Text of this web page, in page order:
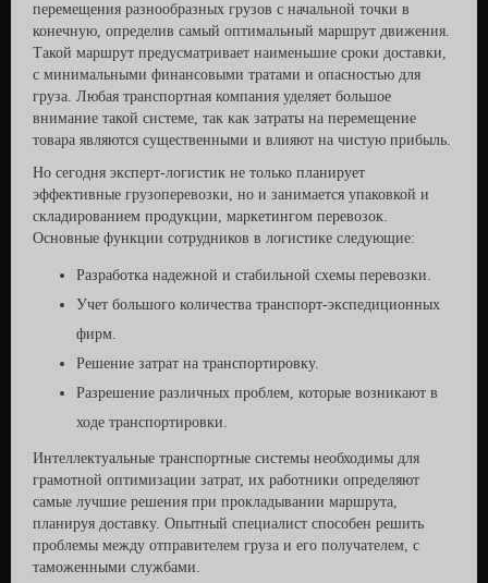
перемещения разнообразных грузов с начальной точки в
конечную, определив самый оптимальный маршрут движения.
Такой маршрут предусматривает наименьшие сроки доставки,
с минимальными финансовыми тратами и опасностью для
груза. Любая транспортная компания уделяет большое
внимание такой системе, так как затраты на перемещение
товара являются существенными и влияют на чистую прибыль.
Но сегодня эксперт-логистик не только планирует
эффективные грузоперевозки, но и занимается упаковкой и
складированием продукции, маркетингом перевозок.
Основные функции сотрудников в логистике следующие:
Разработка надежной и стабильной схемы перевозки.
Учет большого количества транспорт-экспедиционных
фирм.
Решение затрат на транспортировку.
Разрешение различных проблем, которые возникают в
ходе транспортировки.
Интеллектуальные транспортные системы необходимы для
грамотной оптимизации затрат, их работники определяют
самые лучшие решения при прокладывании маршрута,
планируя доставку. Опытный специалист способен решить
проблемы между отправителем груза и его получателем, с
таможенными службами.